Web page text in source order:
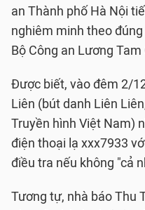
an Thành phố Hà Nội
nghiêm minh theo đúng
Bộ Công an Lương
Được biết, vào đêm 2/
Liên (bút danh Liên
Truyền hình Việt Nam)
điện thoại lạ xxx7933
điều tra nếu không "cả
Tương tự, nhà báo Thu